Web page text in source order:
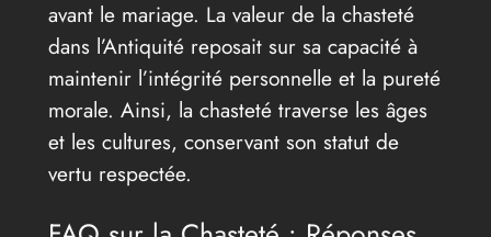
avant le mariage. La valeur de la chasteté
dans l’Antiquité reposait sur sa capacité à
maintenir l’intégrité personnelle et la pureté
morale. Ainsi, la chasteté traverse les âges
et les cultures, conservant son statut de
vertu respectée.